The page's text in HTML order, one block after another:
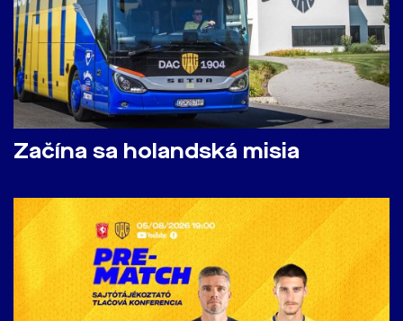
Začína sa holandská misia